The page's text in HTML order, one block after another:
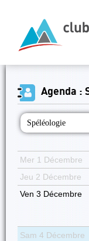
Agenda :
Spéléologie
Mer 1 Décembre
Jeu 2 Décembre
Ven 3 Décembre
Sam 4 Décembre